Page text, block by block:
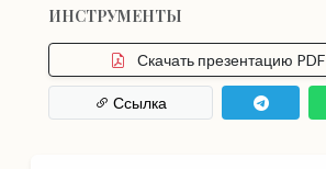
ИНСТРУМЕНТЫ
Скачать презентацию PDF
Ссылка